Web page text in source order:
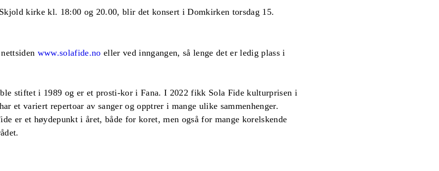
kirke kl. 18:00 og 20.00, blir det konsert i Domkirken torsdag 15.
www.solafide.no eller ved inngangen, så lenge det er ledig plass i
stiftet i 1989 og er et prosti-kor i Fana. I 2022 fikk Sola Fide kulturprisen i
et variert repertoar av sanger og opptrer i mange ulike sammenhenger.
er et høydepunkt i året, både for koret, men også for mange korelskende